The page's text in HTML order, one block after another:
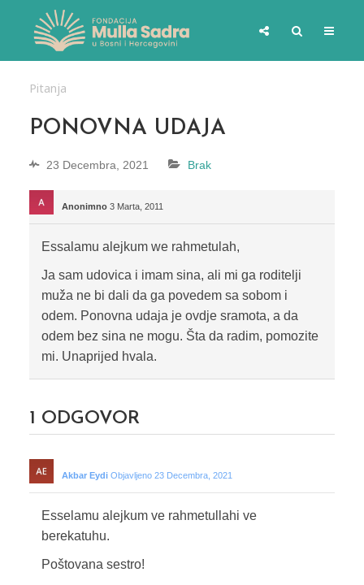
Pitanja
PONOVNA UDAJA
23 Decembra, 2021 Brak
Anonimno 3 Marta, 2011
Essalamu alejkum we rahmetulah,
Ja sam udovica i imam sina, ali mi ga roditelji
muža ne bi dali da ga povedem sa sobom i
odem. Ponovna udaja je ovdje sramota, a da
odem bez sina ne mogu. Šta da radim, pomozite
mi. Unaprijed hvala.
1 ODGOVOR
Akbar Eydi Objavljeno 23 Decembra, 2021
Esselamu alejkum ve rahmetullahi ve
berekatuhu.
Poštovana sestro!